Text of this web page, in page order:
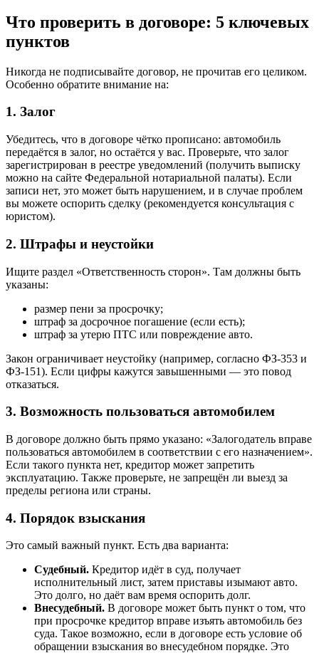
Что проверить в договоре: 5 ключевых
пунктов
Никогда не подписывайте договор, не прочитав его целиком.
Особенно обратите внимание на:
1. Залог
Убедитесь, что в договоре чётко прописано: автомобиль
передаётся в залог, но остаётся у вас. Проверьте, что залог
зарегистрирован в реестре уведомлений (получить выписку
можно на сайте Федеральной нотариальной палаты). Если
записи нет, это может быть нарушением, и в случае проблем
вы можете оспорить сделку (рекомендуется консультация с
юристом).
2. Штрафы и неустойки
Ищите раздел «Ответственность сторон». Там должны быть
указаны:
размер пени за просрочку;
штраф за досрочное погашение (если есть);
штраф за утерю ПТС или повреждение авто.
Закон ограничивает неустойку (например, согласно ФЗ-353 и
ФЗ-151). Если цифры кажутся завышенными — это повод
отказаться.
3. Возможность пользоваться автомобилем
В договоре должно быть прямо указано: «Залогодатель вправе
пользоваться автомобилем в соответствии с его назначением».
Если такого пункта нет, кредитор может запретить
эксплуатацию. Также проверьте, не запрещён ли выезд за
пределы региона или страны.
4. Порядок взыскания
Это самый важный пункт. Есть два варианта:
Судебный. Кредитор идёт в суд, получает
исполнительный лист, затем приставы изымают авто.
Это долго, но даёт вам время оспорить долг.
Внесудебный. В договоре может быть пункт о том, что
при просрочке кредитор вправе изъять автомобиль без
суда. Такое возможно, если в договоре есть условие об
обращении взыскания во внесудебном порядке. Это